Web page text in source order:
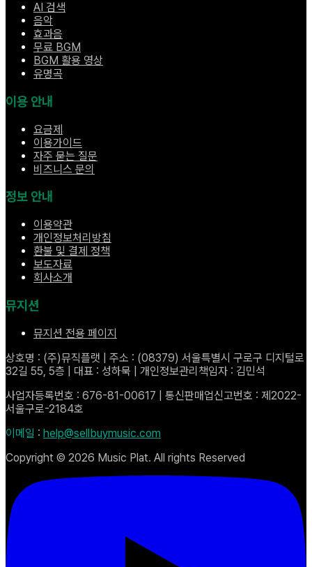
AI 검색
음악
효과음
무료 BGM
BGM 활용 영상
유명곡
이용 안내
요금제
이용가이드
자주 묻는 질문
비즈니스 문의
정보 안내
이용약관
개인정보처리방침
환불 및 결제 정책
보도자료
회사소개
뮤지션
뮤지션 전용 페이지
상호명 : (주)뮤직플랫 | 주소 : (08379) 서울특별시 구로구 디지털로
32길 55, 5층 | 대표 : 성하묵 | 개인정보관리책임자 : 김민석
사업자등록번호 : 676-81-00617 | 통신판매업신고번호 : 제2022-
서울구로-2184호
이메일 : help@sellbuymusic.com
Copyright © 2026 Music Plat. All rights Reserved